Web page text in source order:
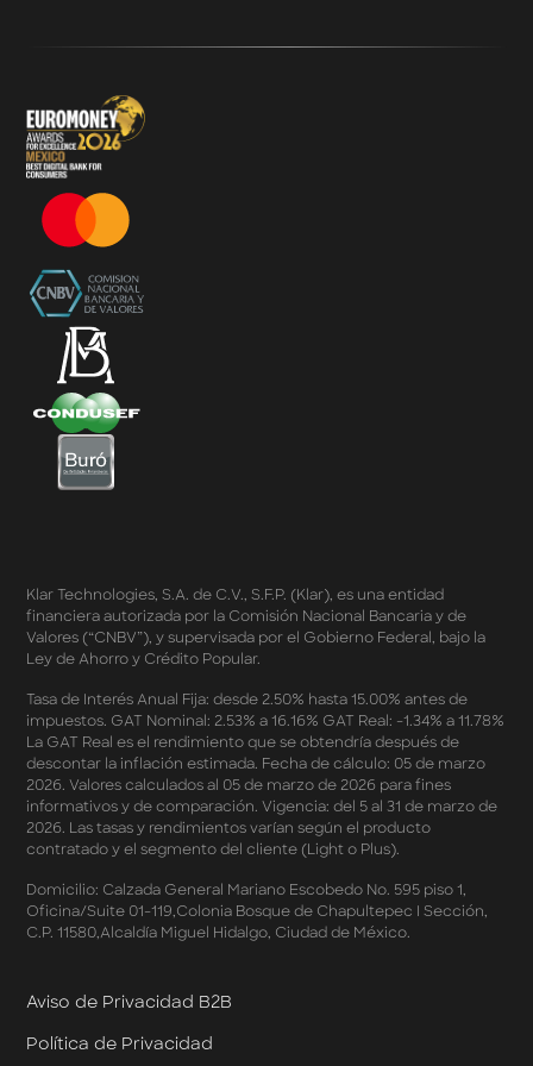
Términos y Condiciones - SplitK Tarjeta de Crédito No
Términos y Condiciones – Acceso a Klar Plus sin costo
Términos y Condiciones – 20% Cashback en
supermercados participantes
Términos y Condiciones Juegos de Mexico 2026
Términos y Condiciones - Amazon Prime Day 2026
Términos y Condiciones – Diferimiento de Compras
con 0% de Interés Desde App
Términos y Condiciones de Beneficios Uber Card
Powered by Klar
Klarfest - Mayo 2026
Klarfest - Día de las Madres 2026
Compra Mínima Klar Plus - SplitK 0% - Cashback
Starbucks 50% - Cashback 20% Décima Compra
Términos y Condiciones - Cashback Primera Compra
en Apple Pay
Términos y Condiciones - Mastercard te lleva a la
Términos y Condiciones – Fechas Dobles “3 de 3” 2026
Mercado Libre
Términos y Condiciones - Reducción Tasa de Interés en
Términos y Condiciones - Apartados - Tasas
Preferentes Febrero 2026
Términos y Condiciones - Programa de Cashback
AWIN
Pago de Servicios a MSI – Supermercados Enero -
Marzo 2026
Términos y Condiciones - Meses Sin Intereses y SplitK
Cashback
Términos y Condiciones Aplicables a la Tarjeta de
Apartados
Mastercard
Klar Technologies, S.A. de C.V., S.F.P. (Klar), es una entidad
financiera autorizada por la Comisión Nacional Bancaria y de
Valores (“CNBV”), y supervisada por el Gobierno Federal, bajo la
Ley de Ahorro y Crédito Popular.
Tasa de Interés Anual Fija: desde 2.50% hasta 15.00% antes de
impuestos. GAT Nominal: 2.53% a 16.16% GAT Real: -1.34% a 11.78%
La GAT Real es el rendimiento que se obtendría después de
descontar la inflación estimada. Fecha de cálculo: 05 de marzo
2026. Valores calculados al 05 de marzo de 2026 para fines
informativos y de comparación. Vigencia: del 5 al 31 de marzo de
2026. Las tasas y rendimientos varían según el producto
contratado y el segmento del cliente (Light o Plus).
Domicilio: Calzada General Mariano Escobedo No. 595 piso 1,
Oficina/Suite 01-119,Colonia Bosque de Chapultepec I Sección,
C.P. 11580,Alcaldía Miguel Hidalgo, Ciudad de México.
Aviso de Privacidad B2B
Política de Privacidad